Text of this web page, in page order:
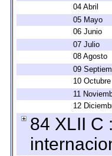
04 Abril
05 Mayo
06 Junio
07 Julio
08 Agosto
09
10 Octubre
11
12
84 XLII C